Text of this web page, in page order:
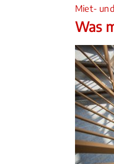
Miet-
Was